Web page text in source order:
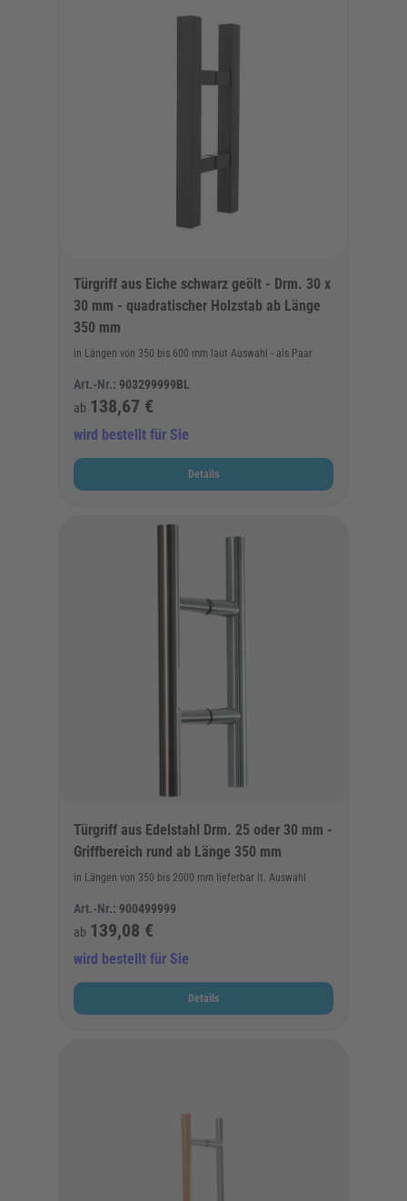
Türgriff aus Eiche schwarz geölt - Drm. 30 x
30 mm - quadratischer Holzstab ab Länge
350 mm
in Längen von 350 bis 600 mm laut Auswahl - als Paar
Art.-Nr.: 903299999BL
ab 138,67 €
wird bestellt für Sie
Details
Türgriff aus Edelstahl Drm. 25 oder 30 mm -
Griffbereich rund ab Länge 350 mm
in Längen von 350 bis 2000 mm lieferbar lt. Auswahl
Art.-Nr.: 900499999
ab 139,08 €
wird bestellt für Sie
Details